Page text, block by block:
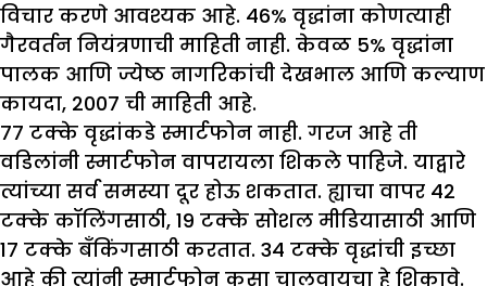
विचार करणे आवश्यक आहे. 46% वृद्धांना कोणत्याही
गैरवर्तन नियंत्रणाची माहिती नाही. केवळ 5% वृद्धांना
पालक आणि ज्येष्ठ नागरिकांची देखभाल आणि कल्याण
कायदा, 2007 ची माहिती आहे.
७७ टक्के वृद्धांकडे स्मार्टफोन नाही. गरज आहे ती
वडिलांनी स्मार्टफोन वापरायला शिकले पाहिजे. याद्वारे
त्यांच्या सर्व समस्या दूर होऊ शकतात. ह्याचा वापर 42
टक्के कॉलिंगसाठी, 19 टक्के सोशल मीडियासाठी आणि
17 टक्के बँकिंगसाठी करतात. 34 टक्के वृद्धांची इच्छा
आहे की त्यांनी स्मार्टफोन कसा चालवायचा हे शिकावे.